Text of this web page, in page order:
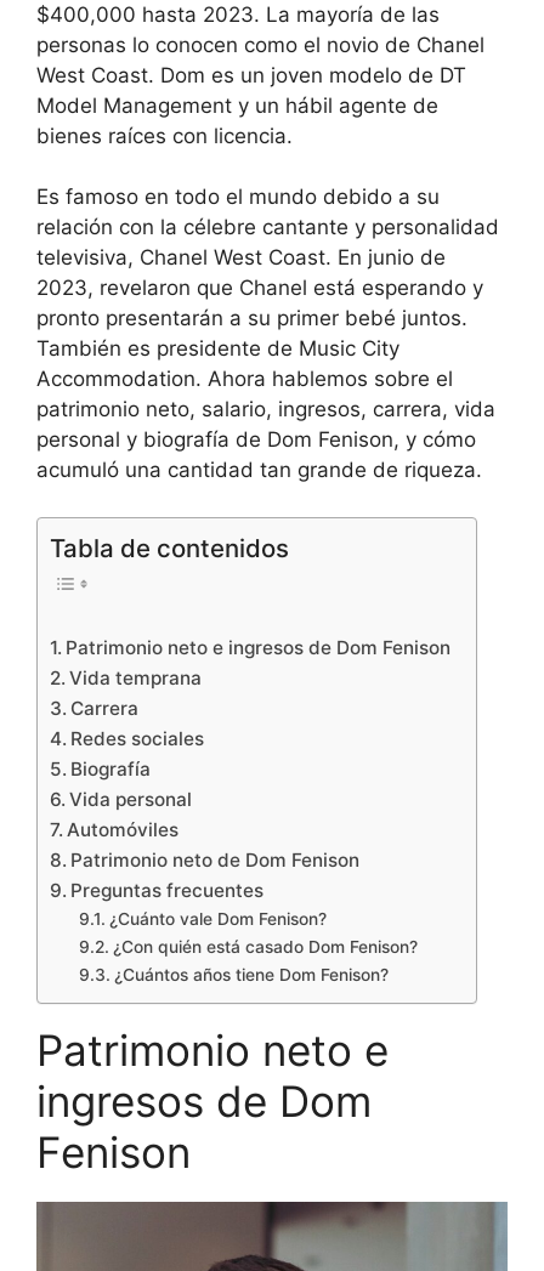
$400,000 hasta 2023. La mayoría de las
personas lo conocen como el novio de Chanel
West Coast. Dom es un joven modelo de DT
Model Management y un hábil agente de
bienes raíces con licencia.
Es famoso en todo el mundo debido a su
relación con la célebre cantante y personalidad
televisiva, Chanel West Coast. En junio de
2023, revelaron que Chanel está esperando y
pronto presentarán a su primer bebé juntos.
También es presidente de Music City
Accommodation. Ahora hablemos sobre el
patrimonio neto, salario, ingresos, carrera, vida
personal y biografía de Dom Fenison, y cómo
acumuló una cantidad tan grande de riqueza.
Tabla de contenidos
Patrimonio neto e ingresos de Dom Fenison
Vida temprana
Carrera
Redes sociales
Biografía
Vida personal
Automóviles
Patrimonio neto de Dom Fenison
Preguntas frecuentes
¿Cuánto vale Dom Fenison?
¿Con quién está casado Dom Fenison?
¿Cuántos años tiene Dom Fenison?
Patrimonio neto e
ingresos de Dom
Fenison